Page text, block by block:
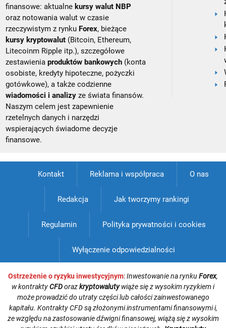
finansowe: aktualne kursy walut NBP
oraz notowania walut w czasie
rzeczywistym z rynku Forex, bieżące
kursy kryptowalut (Bitcoin, Ethereum,
Litecoinm Ripple itp.), szczegółowe
zestawieniaproduktów bankowych (konta
osobiste, kredyty hipoteczne, pożyczki
gotówkowe), a także codzienne
wiadomości i analizy ze świata finansów.
Naszym celem jest zapewnienie
rzetelnych danych i narzędzi
wspierających świadome decyzje
finansowe.
Kontakt Reklama i współpraca O nas
Redakcja Jak tworzymy rankingi
Regulamin Polityka prywatności i cookies
Wyłączenie odpowiedzialności
Ostrzeżenie o ryzyku inwestycyjnym:Inwestowanie na rynkuForex,
w kontraktyCFDorazkryptowalutywiąże się z wysokim ryzykiem i
może prowadzić do utraty części lub całości zainwestowanego
kapitału. Kontrakty CFD są złożonymi instrumentami finansowymi i,
ze względu na zastosowanie dźwigni finansowej, wiążą się z wysokim